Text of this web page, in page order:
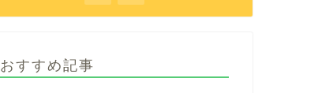
おすすめ記事